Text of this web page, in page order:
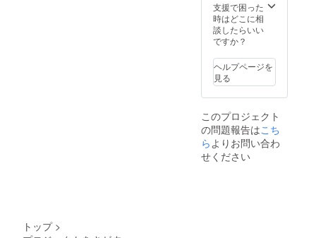
支援で困った
時はどこに相
談したらいい
ですか？
ヘルプページを
見る
このプロジェクト
の問題報告はこち
らよりお問い合わ
せください
トップ >